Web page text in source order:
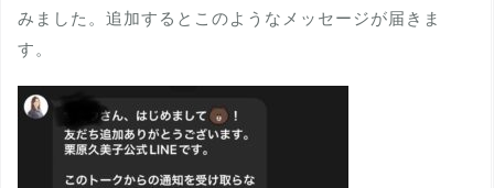
みました。追加するとこのようなメッセージが届きま
す。